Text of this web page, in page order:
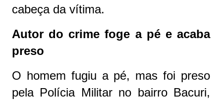
cabeça da vítima.
Autor do crime foge a pé e acaba
preso
O homem fugiu a pé, mas foi preso
pela Polícia Militar no bairro Bacuri,